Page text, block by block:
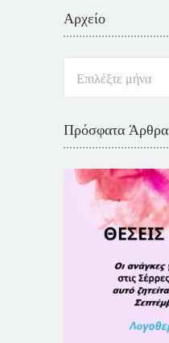
Αρχείο
Πρόσφατα Άρθρα